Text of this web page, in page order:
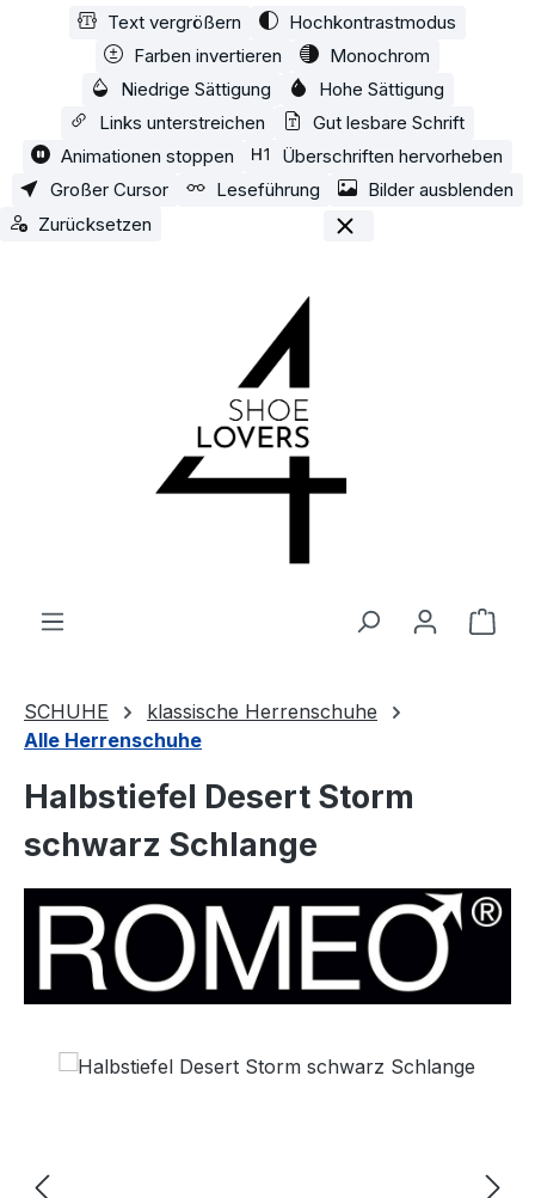
Zum Hauptinhalt springen
Text vergrößern
Hochkontrastmodus
Farben invertieren
Monochrom
Niedrige Sättigung
Hohe Sättigung
Links unterstreichen
Gut lesbare Schrift
Animationen stoppen
Überschriften hervorheben
Großer Cursor
Leseführung
Bilder ausblenden
Zurücksetzen
SCHUHE
klassische Herrenschuhe
Alle Herrenschuhe
Halbstiefel Desert Storm
schwarz Schlange
Bildergalerie überspringen